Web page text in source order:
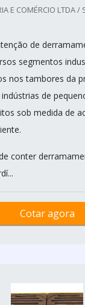
E COMÉRCIO LTDA /
de
segmentos
nos tambores da
de
sob medida de
conter
Cotar agora